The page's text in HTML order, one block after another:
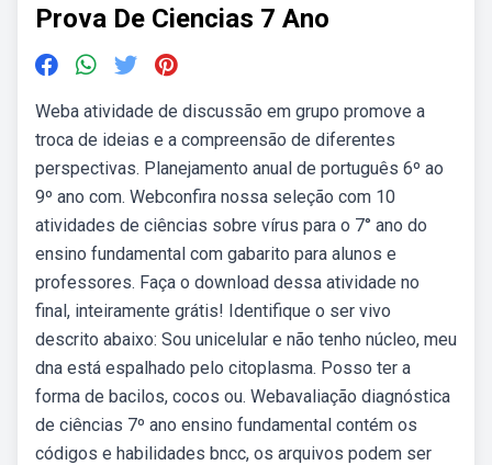
Prova De Ciencias 7 Ano
Weba atividade de discussão em grupo promove a
troca de ideias e a compreensão de diferentes
perspectivas. Planejamento anual de português 6º ao
9º ano com. Webconfira nossa seleção com 10
atividades de ciências sobre vírus para o 7° ano do
ensino fundamental com gabarito para alunos e
professores. Faça o download dessa atividade no
final, inteiramente grátis! Identifique o ser vivo
descrito abaixo: Sou unicelular e não tenho núcleo, meu
dna está espalhado pelo citoplasma. Posso ter a
forma de bacilos, cocos ou. Webavaliação diagnóstica
de ciências 7º ano ensino fundamental contém os
códigos e habilidades bncc, os arquivos podem ser